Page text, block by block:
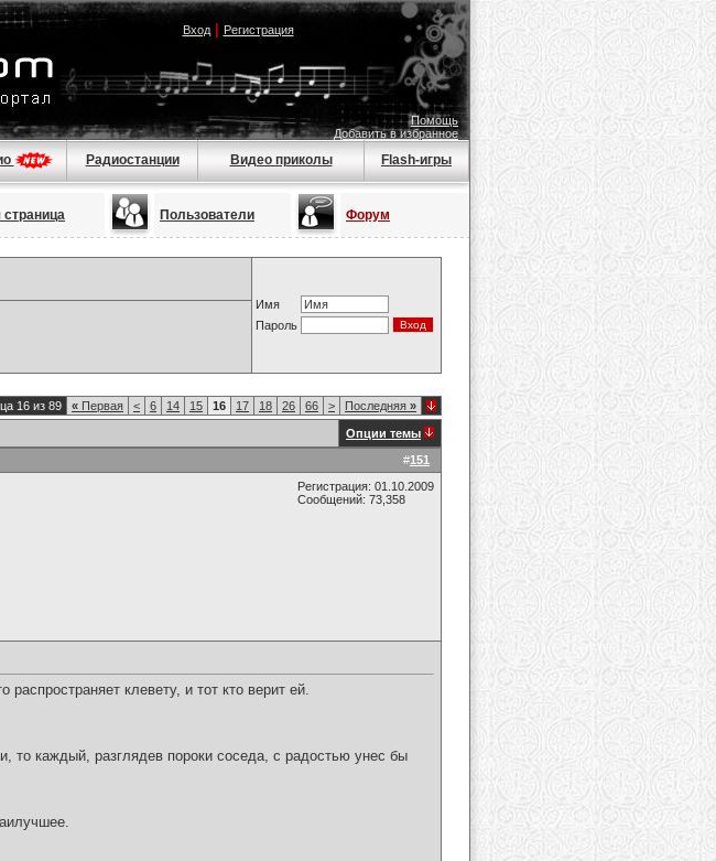
Вход| Регистрация
Помощь
Добавить в избранное
Радиостанции Видео приколы Flash-игры
страница Пользователи Форум
Имя
Пароль
16 из 89 « Первая < 6 14 15 16 17 18 26 66 > Последняя »
Опции темы
#151
Регистрация: 01.10.2009
Сообщений: 73,358
клевету, и тот кто верит ей.
каждый, разглядев пороки соседа, с радостью унес бы